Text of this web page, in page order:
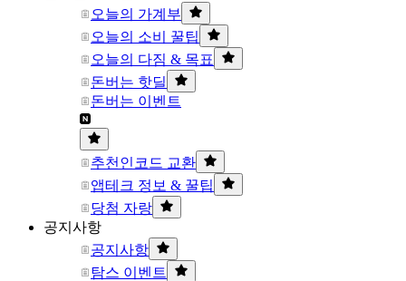
오늘의 가계부
오늘의 소비 꿀팁
오늘의 다짐 & 목표
돈버는 핫딜
돈버는 이벤트
추천인코드 교환
앱테크 정보 & 꿀팁
당첨 자랑
공지사항
공지사항
탐스 이벤트